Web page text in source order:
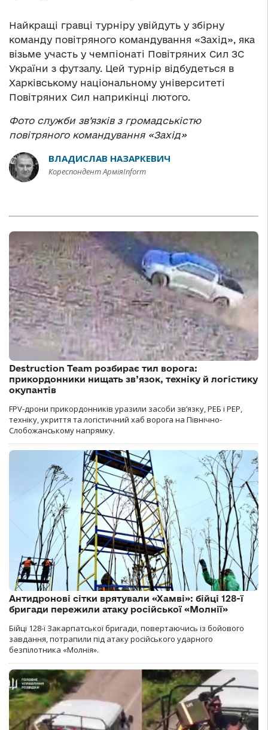
Найкращі гравці турніру увійдуть у збірну
команду повітряного командування «Захід», яка
візьме участь у чемпіонаті Повітряних Сил ЗС
України з футзалу. Цей турнір відбудеться в
Харківському національному університеті
Повітряних Сил наприкінці лютого.
Фото служби зв’язків з громадськістю
повітряного командування «Захід»
ВЛАДИСЛАВ НАЗАРКЕВИЧ
Кореспондент АрміяInform
Destruction Team розбирає тил ворога:
прикордонники нищать зв’язок, техніку й логістику
окупантів
FPV-дрони прикордонників уразили засоби зв’язку, РЕБ і РЕР,
техніку, укриття та логістичний хаб ворога на Північно-
Слобожанському напрямку.
Антидронові сітки врятували «Хамві»: бійці 128-ї
бригади пережили атаку російської «Молнії»
Бійці 128-ї Закарпатської бригади, повертаючись із бойового
завдання, потрапили під атаку російського ударного
безпілотника «Молнія».